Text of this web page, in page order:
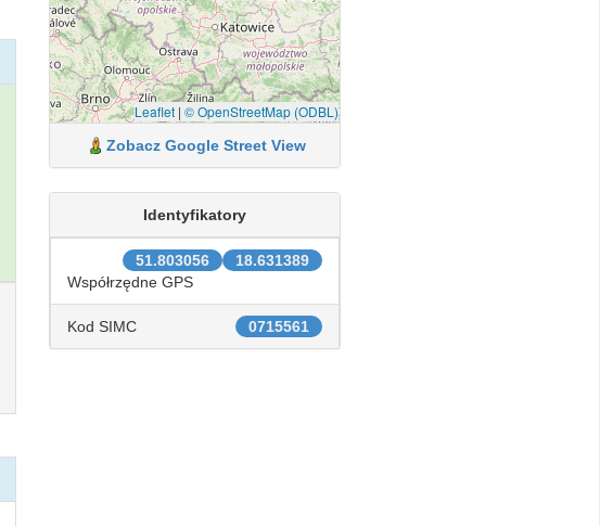
Leaflet| © OpenStreetMap (ODBL)
Zobacz Google Street View
Identyfikatory
18.631389
51.803056
Współrzędne GPS
0715561
Kod SIMC